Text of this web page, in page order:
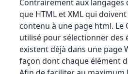
Contrairement aux langages
que HTML et XML qui
contenu à une page html. Le
utilisé pour sélectionner des
existent déjà dans une page
façon dont chaque élément